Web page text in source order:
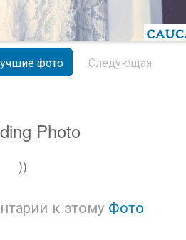
фото Следующая
Photo
))
к этому Фото